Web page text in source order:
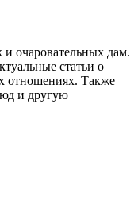
и очаровательных дам.
статьи о
отношениях. Также
и другую